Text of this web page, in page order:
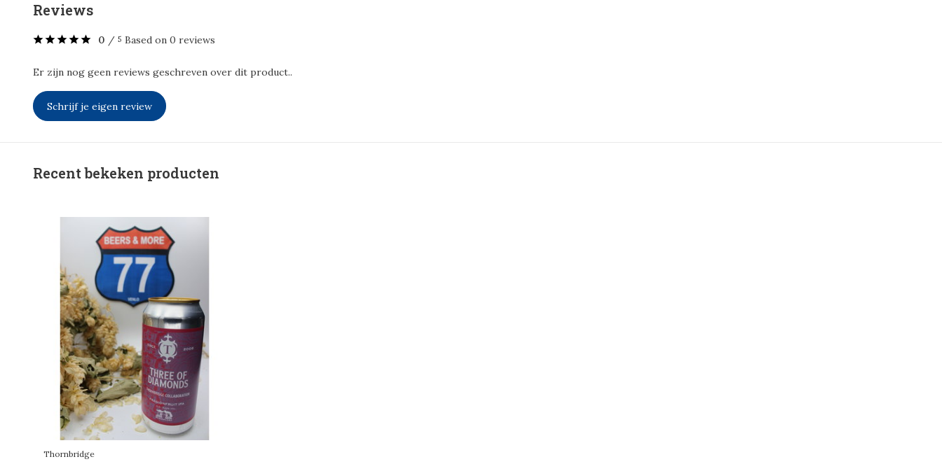
Reviews
0 / 5 Based on 0 reviews
Er zijn nog geen reviews geschreven over dit product..
Schrijf je eigen review
Recent bekeken producten
Thornbridge